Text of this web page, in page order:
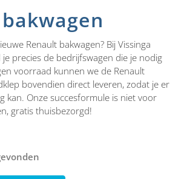
Renault bakwagen? Bij Vissinga
precies de bedrijfswagen die je nodig
voorraad kunnen we de Renault
bovendien direct leveren, zodat je er
kan. Onze succesformule is niet voor
gratis thuisbezorgd!